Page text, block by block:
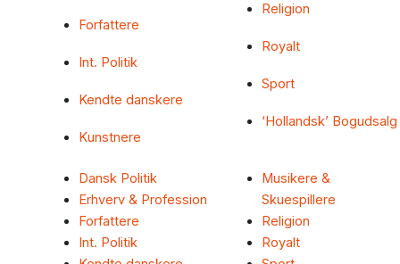
Forfattere
Int. Politik
Kendte danskere
Kunstnere
Religion
Royalt
Sport
‘Hollandsk’ Bogudsalg
Dansk Politik
Erhverv & Profession
Forfattere
Int. Politik
Musikere &
Skuespillere
Religion
Royalt